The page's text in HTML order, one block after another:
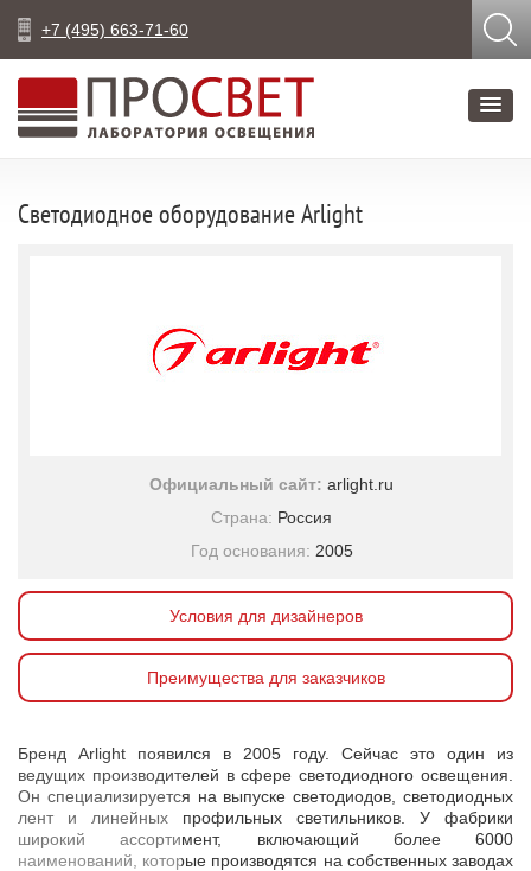
+7 (495) 663-71-60
Светодиодное оборудование Arlight
Официальный сайт: arlight.ru
Страна: Россия
Год основания: 2005
Условия для дизайнеров
Преимущества для заказчиков
Бренд Arlight появился в 2005 году. Сейчас это один из
ведущих производителей в сфере светодиодного освещения.
Он специализируется на выпуске светодиодов, светодиодных
лент и линейных профильных светильников. У фабрики
широкий ассортимент, включающий более 6000
наименований, которые производятся на собственных заводах